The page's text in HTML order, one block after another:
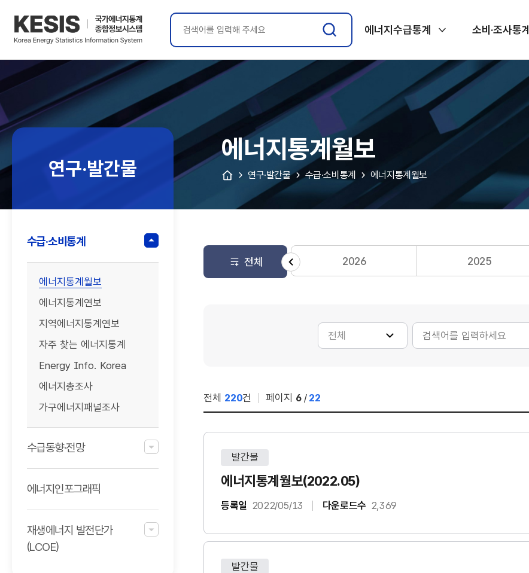
KESIS
국가에너지통계
종합정보시스템
에너지수급통계 소비·조사통계
에너지통계월보
연구·발간물 수급·소비통계 에너지통계월보
연구·발간물
수급·소비통계
에너지통계월보
에너지통계연보
지역에너지통계연보
자주 찾는 에너지통계
Energy Info. Korea
에너지총조사
가구에너지패널조사
수급동향·전망
에너지인포그래픽
재생에너지 발전단가
(LCOE)
전체 2026 2025
전체 220건 페이지 6 / 22
발간물
에너지통계월보(2022.05)
등록일 2022/05/13 다운로드수 2,369
발간물